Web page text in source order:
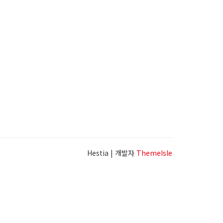
Hestia | 개발자 ThemeIsle